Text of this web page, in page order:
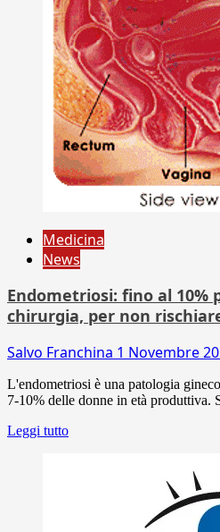
Medicina
News
Endometriosi: fino al 10%
chirurgia, per non
Salvo Franchina 1 Novembre
L'endometriosi è una patologia
7-10% delle donne in età produttiva.
Leggi tutto